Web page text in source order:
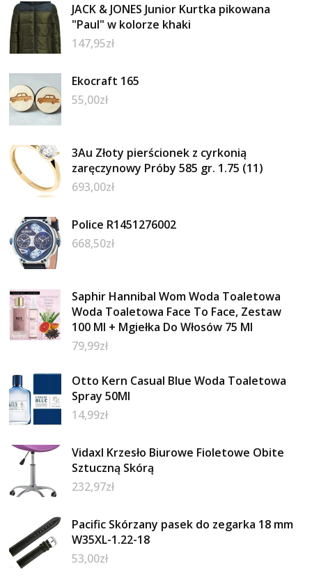
JACK & JONES Junior Kurtka pikowana
"Paul" w kolorze khaki
147,95zł
Ekocraft 165
55,00zł
3Au Złoty pierścionek z cyrkonią
zaręczynowy Próby 585 gr. 1.75 (11)
693,00zł
Police R1451276002
668,50zł
Saphir Hannibal Wom Woda Toaletowa
Woda Toaletowa Face To Face, Zestaw
100 Ml + Mgiełka Do Włosów 75 Ml
79,99zł
Otto Kern Casual Blue Woda Toaletowa
Spray 50Ml
14,99zł
Vidaxl Krzesło Biurowe Fioletowe Obite
Sztuczną Skórą
232,97zł
Pacific Skórzany pasek do zegarka 18 mm
W35XL-1.22-18
53,00zł